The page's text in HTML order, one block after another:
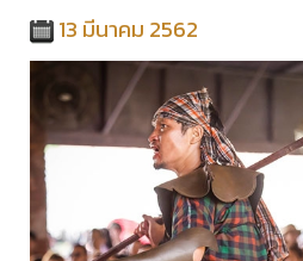
13 มีนาคม 2562